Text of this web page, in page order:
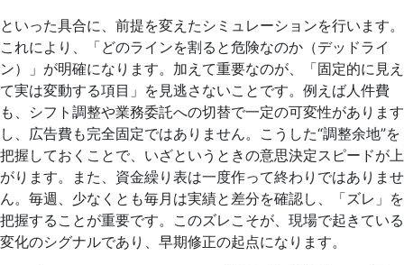
といった具合に、前提を変えたシミュレーションを行います。
これにより、「どのラインを割ると危険なのか（デッドライ
ン）」が明確になります。加えて重要なのが、「固定的に見え
て実は変動する項目」を見逃さないことです。例えば人件費
も、シフト調整や業務委託への切替で一定の可変性があります
し、広告費も完全固定ではありません。こうした“調整余地”を
把握しておくことで、いざというときの意思決定スピードが上
がります。また、資金繰り表は一度作って終わりではありませ
ん。毎週、少なくとも毎月は実績と差分を確認し、「ズレ」を
把握することが重要です。このズレこそが、現場で起きている
変化のシグナルであり、早期修正の起点になります。